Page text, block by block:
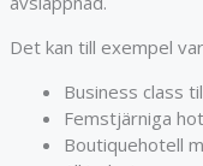
Det kan till exempel
Business class
Femstjärniga
Boutiquehotell